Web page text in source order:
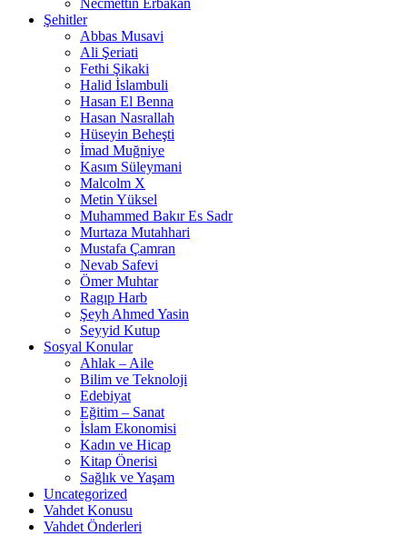
Necmettin Erbakan
Şehitler
Abbas Musavi
Ali Şeriati
Fethi Şikaki
Halid İslambuli
Hasan El Benna
Hasan Nasrallah
Hüseyin Beheşti
İmad Muğniye
Kasım Süleymani
Malcolm X
Metin Yüksel
Muhammed Bakır Es Sadr
Murtaza Mutahhari
Mustafa Çamran
Nevab Safevi
Ömer Muhtar
Ragıp Harb
Şeyh Ahmed Yasin
Seyyid Kutup
Sosyal Konular
Ahlak – Aile
Bilim ve Teknoloji
Edebiyat
Eğitim – Sanat
İslam Ekonomisi
Kadın ve Hicap
Kitap Önerisi
Sağlık ve Yaşam
Uncategorized
Vahdet Konusu
Vahdet Önderleri